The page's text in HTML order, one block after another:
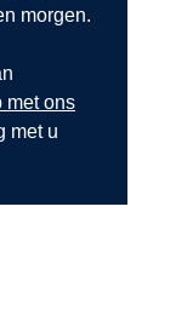
morgen.
met ons
met u